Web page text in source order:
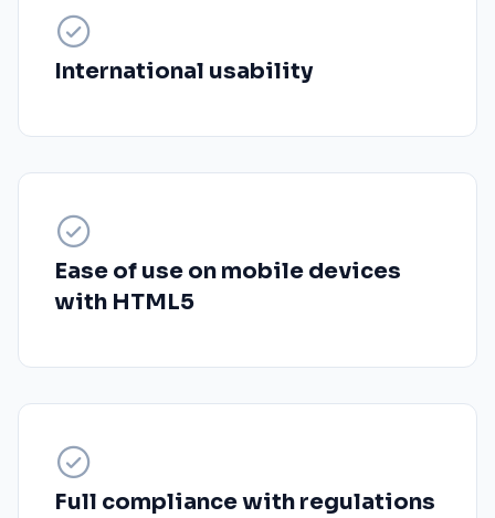
International usability
Ease of use on mobile devices
with HTML5
Full compliance with regulations